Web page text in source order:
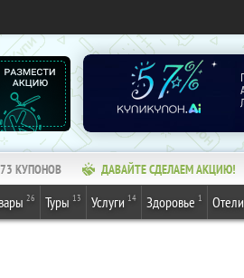
КУПОНОВ ДАВАЙТЕ СДЕЛАЕМ АКЦИЮ!
26 Туры 13 Услуги 14 Здоровье 1 Отели